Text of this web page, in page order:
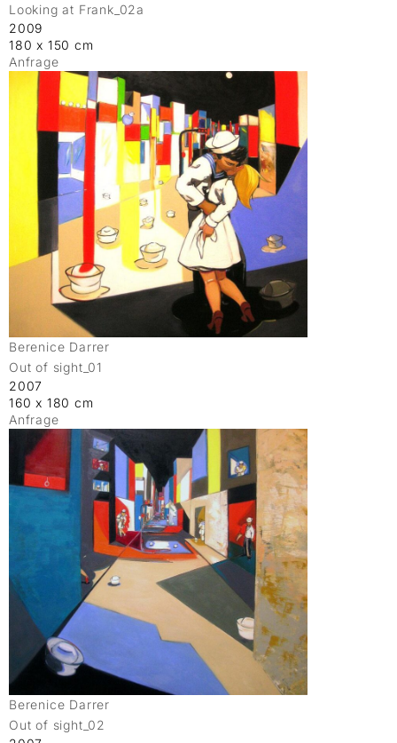
Looking at Frank_02a
2009
180 x 150 cm
Anfrage
Berenice Darrer
Out of sight_01
2007
160 x 180 cm
Anfrage
Berenice Darrer
Out of sight_02